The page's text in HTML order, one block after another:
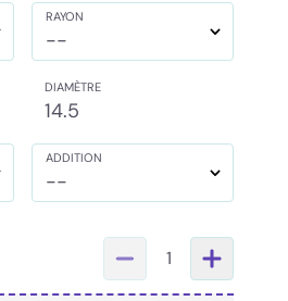
RAYON
--
DIAMÈTRE
14.5
ADDITION
--
1